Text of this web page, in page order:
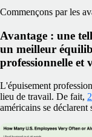
Commençons par les
Avantage : une
un meilleur
professionnelle et
L'épuisement
lieu de travail. De fait,
américains se